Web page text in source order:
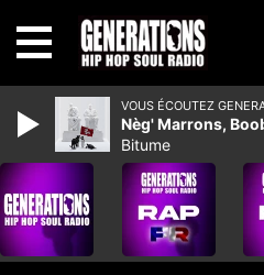
VOUS ÉCOUTEZ
Nèg' Marrons,
Bitume